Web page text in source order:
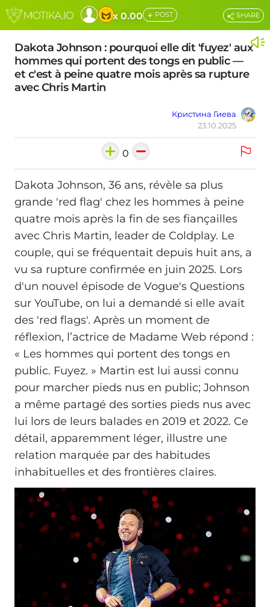
x 0.00 + POST
Dakota Johnson : pourquoi elle dit 'fuyez' aux
hommes qui portent des tongs en public —
et c'est à peine quatre mois après sa rupture
avec Chris Martin
Кристина Гиева
23.10.2025
SHARE
0
Dakota Johnson, 36 ans, révèle sa plus
grande 'red flag' chez les hommes à peine
quatre mois après la fin de ses fiançailles
avec Chris Martin, leader de Coldplay. Le
couple, qui se fréquentait depuis huit ans, a
vu sa rupture confirmée en juin 2025. Lors
d'un nouvel épisode de Vogue's Questions
sur YouTube, on lui a demandé si elle avait
des 'red flags'. Après un moment de
réflexion, l’actrice de Madame Web répond :
« Les hommes qui portent des tongs en
public. Fuyez. » Martin est lui aussi connu
pour marcher pieds nus en public; Johnson
a même partagé des sorties pieds nus avec
lui lors de leurs balades en 2019 et 2022. Ce
détail, apparemment léger, illustre une
relation marquée par des habitudes
inhabituelles et des frontières claires.